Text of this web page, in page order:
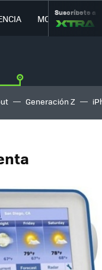
MOVILIDAD
Suscríbete a
Generación Z